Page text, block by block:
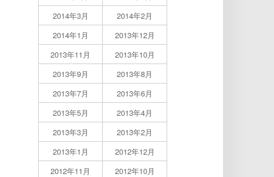
2014年3月
2014年2月
2014年1月
2013年12月
2013年11月
2013年10月
2013年9月
2013年8月
2013年7月
2013年6月
2013年5月
2013年4月
2013年3月
2013年2月
2013年1月
2012年12月
2012年11月
2012年10月